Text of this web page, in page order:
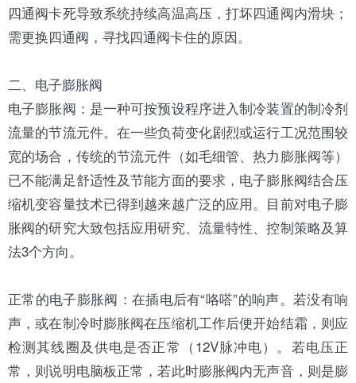
四通阀卡死导致系统持续高温高压，打坏四通阀内滑块；
需更换四通阀，寻找四通阀卡住的原因。
二、电子膨胀阀
电子膨胀阀：是一种可按预设程序进入制冷装置的制冷剂
流量的节流元件。在一些负荷变化剧烈或运行工况范围较
宽的场合，传统的节流元件（如毛细管、热力膨胀阀等）
已不能满足舒适性及节能方面的要求，电子膨胀阀结合压
缩机变容量技术已得到越来越广泛的应用。目前对电子膨
胀阀的研究大致包括应用研究、流量特性、控制策略及算
法3个方向。
正常的电子膨胀阀：在插电后有“咯嗒”的响声。若没有响
声，或在制冷时膨胀阀在压缩机工作后便开始结霜，则应
检测其线圈及供电是否正常（12V脉冲电）。若电压正
常，则说明电脑板正常，若此时膨胀阀内无声音，则是膨